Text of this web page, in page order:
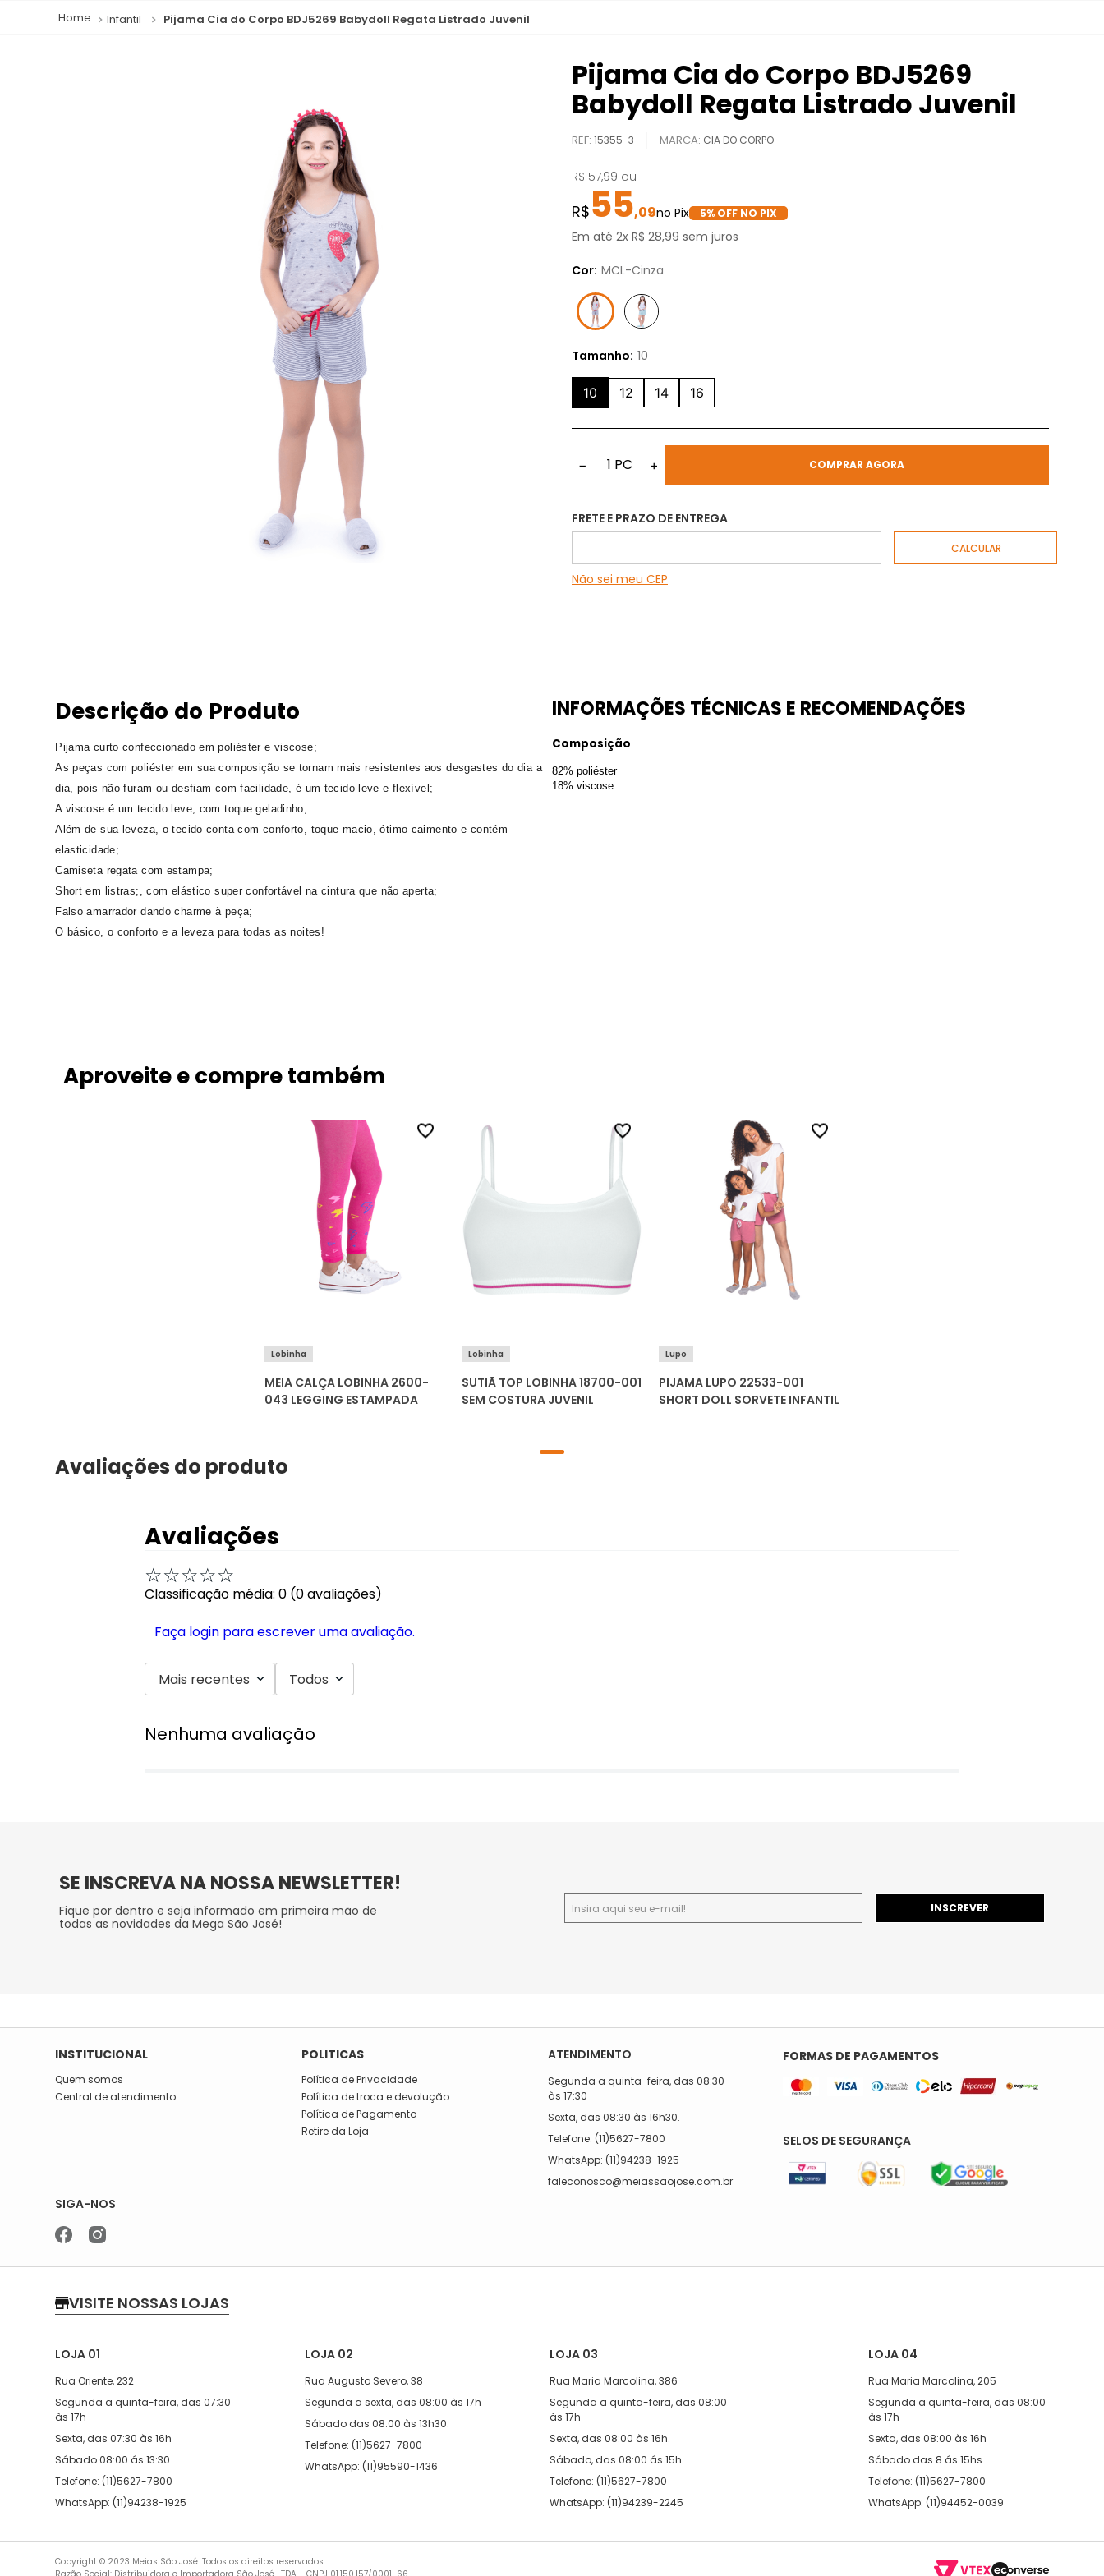
Infantil Pijama Cia do Corpo BDJ5269 Babydoll Regata Listrado Juvenil
Pijama Cia do Corpo BDJ5269
Babydoll Regata Listrado Juvenil
REF: 15355-3 CIA DO CORPO
R$ 57,99 ou
55,09 5% OFF NO PIX
Em até 2x R$ 28,99 sem juros
Cor: MCL-Cinza
Tamanho: 10
10 12 14 16
− 1 PC + COMPRAR AGORA
FRETE E PRAZO DE ENTREGA
Não sei meu CEP
Descrição do Produto
Pijama curto confeccionado em poliéster e viscose;
As peças com poliéster em sua composição se tornam mais resistentes aos desgastes do dia a
dia, pois não furam ou desfiam com facilidade, é um tecido leve e flexível;
A viscose é um tecido leve, com toque geladinho;
Além de sua leveza, o tecido conta com conforto, toque macio, ótimo caimento e contém
elasticidade;
Camiseta regata com estampa;
Short em listras;, com elástico super confortável na cintura que não aperta;
Falso amarrador dando charme à peça;
O básico, o conforto e a leveza para todas as noites!
INFORMAÇÕES TÉCNICAS E RECOMENDAÇÕES
Composição
82% poliéster
18% viscose
Aproveite e compre também
Lobinha
MEIA CALÇA LOBINHA 2600-
043 LEGGING ESTAMPADA
Lobinha
SUTIÃ TOP LOBINHA 18700-001
SEM COSTURA JUVENIL
Lupo
PIJAMA LUPO 22533-001
SHORT DOLL SORVETE INFANTIL
Avaliações do produto
Avaliações
☆☆☆☆☆
Classificação média: 0 (0 avaliações)
Faça login para escrever uma avaliação.
Mais recentes Todos
Nenhuma avaliação
SE INSCREVA NA NOSSA NEWSLETTER!
Fique por dentro e seja informado em primeira mão de
todas as novidades da Mega São José!
INSCREVER
INSTITUCIONAL
Quem somos
Central de atendimento
POLITICAS
Política de Privacidade
Política de troca e devolução
Política de Pagamento
Retire da Loja
ATENDIMENTO
Segunda a quinta-feira, das 08:30
às 17:30
Sexta, das 08:30 às 16h30.
Telefone: (11)5627-7800
WhatsApp: (11)94238-1925
faleconosco@meiassaojose.com.br
SIGA-NOS
FORMAS DE PAGAMENTOS
SELOS DE SEGURANÇA
VISITE NOSSAS LOJAS
LOJA 01
Rua Oriente, 232
Segunda a quinta-feira, das 07:30
às 17h
Sexta, das 07:30 às 16h
Sábado 08:00 ás 13:30
Telefone: (11)5627-7800
WhatsApp: (11)94238-1925
LOJA 02
Rua Augusto Severo, 38
Segunda a sexta, das 08:00 às 17h
Sábado das 08:00 às 13h30.
Telefone: (11)5627-7800
WhatsApp: (11)95590-1436
LOJA 03
Rua Maria Marcolina, 386
Segunda a quinta-feira, das 08:00
às 17h
Sexta, das 08:00 às 16h.
Sábado, das 08:00 ás 15h
Telefone: (11)5627-7800
WhatsApp: (11)94239-2245
LOJA 04
Rua Maria Marcolina, 205
Segunda a quinta-feira, das 08:00
às 17h
Sexta, das 08:00 às 16h
Sábado das 8 ás 15hs
Telefone: (11)5627-7800
WhatsApp: (11)94452-0039
Copyright © 2023 Meias São José. Todos os direitos reservados.